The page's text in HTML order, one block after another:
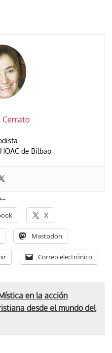
Cerrato
de Bilbao
X
Mastodon
Correo electrónico
en la acción
desde el mundo del